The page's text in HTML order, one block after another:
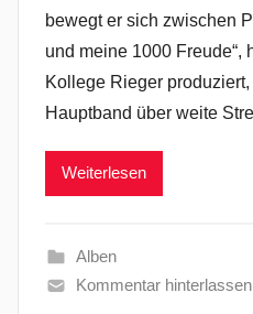
bewegt er sich zwischen
und meine 1000 Freude“,
Kollege Rieger
Hauptband über weite
Weiterlesen
Alben
Kommentar hinterlassen